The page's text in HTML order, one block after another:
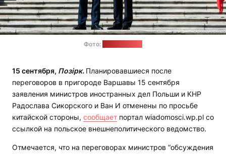
Фото:
15 сентября, Позірк. Планировавшиеся после
переговоров в пригороде Варшавы 15 сентября
заявления министров иностранных дел Польши и КНР
Радослава Сикорского и Ван И отменены по просьбе
китайской стороны, сообщает портал wiadomosci.wp.pl со
ссылкой на польское внешнеполитического ведомство.
Отмечается, что на переговорах министров “обсуждения